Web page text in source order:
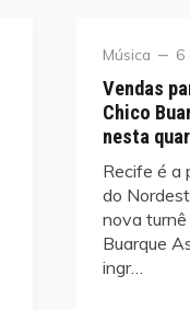
Category
Música 6
Vendas
Chico
nesta
Recife é a
do
nova
Buarque
ingr…